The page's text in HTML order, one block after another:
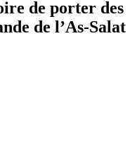
de porter des
de l’As-Salat